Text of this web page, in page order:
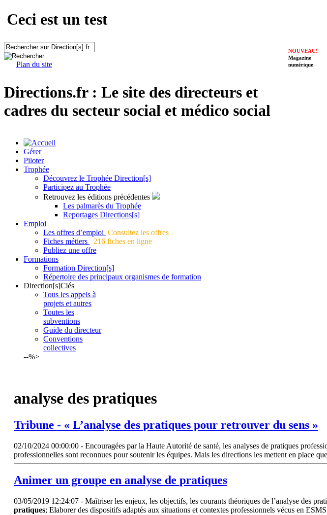
Ceci est un test
Plan du site
NOUVEAU!
Magazine
numérique
Directions.fr : Le site des directeurs et
cadres du secteur social et médico social
Gérer
Piloter
Trophée
Découvrez le Trophée Direction[s]
Participez au Trophée
Retrouvez les éditions précédentes
Les palmarès du Trophée
Reportages Directions[s]
Emploi
Les offres d’emploi Consultez les offres
Fiches métiers
216 fiches en ligne
Publiez une offre
Formations
Formation Direction[s]
Répertoire des principaux organismes de formation
Direction[s]Clés
Tous les appels à
projets et autres
Toutes les
subventions
Guide du directeur
Conventions
collectives
--%>
analyse des pratiques
Tribune - « L’analyse des pratiques pour retrouver du sens »
02/10/2024 00:00:00 - Encouragées par la Haute Autorité de santé, les analyses de pratiques
professionnelles sont reconnues pour soutenir les équipes. Mais les directions les mettent en place
Animer un groupe en analyse de pratiques
03/05/2019 12:24:07 - Maîtriser les enjeux, les objectifs, les courants théoriques de l’analyse des
pratiques; Elaborer des dispositifs adaptés aux situations et contextes professionnels vécus en